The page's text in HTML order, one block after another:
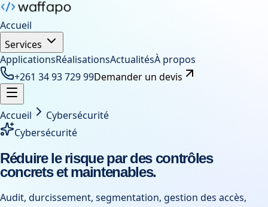
Accueil
Services
ApplicationsRéalisationsActualitésÀ propos
+261 34 93 729 99Demander un devis
Accueil
Cybersécurité
Cybersécurité
Réduire le risque par des contrôles
concrets et maintenables.
Audit, durcissement, segmentation, gestion des accès,